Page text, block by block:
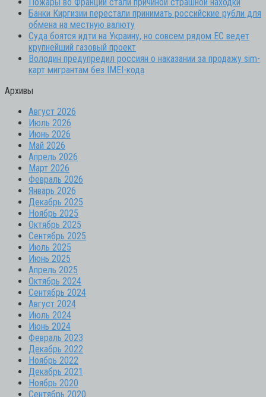
Банки Киргизии перестали принимать российские рубли для
обмена на местную валюту
Суда боятся идти на Украину, но совсем рядом ЕС ведет
крупнейший газовый проект
Володин предупредил россиян о наказании за продажу sim-
карт мигрантам без IMEI-кода
Архивы
Август 2026
Июль 2026
Июнь 2026
Май 2026
Апрель 2026
Март 2026
Февраль 2026
Январь 2026
Декабрь 2025
Ноябрь 2025
Октябрь 2025
Сентябрь 2025
Июль 2025
Июнь 2025
Апрель 2025
Октябрь 2024
Сентябрь 2024
Август 2024
Июль 2024
Июнь 2024
Февраль 2023
Декабрь 2022
Ноябрь 2022
Декабрь 2021
Ноябрь 2020
Сентябрь 2020